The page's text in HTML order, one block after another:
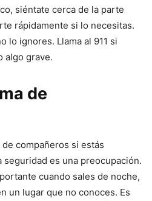
siéntate cerca de la parte
rápidamente si lo necesitas.
lo ignores. Llama al 911 si
algo grave.
de
compañeros si estás
seguridad es una preocupación.
cuando sales de noche,
un lugar que no conoces. Es